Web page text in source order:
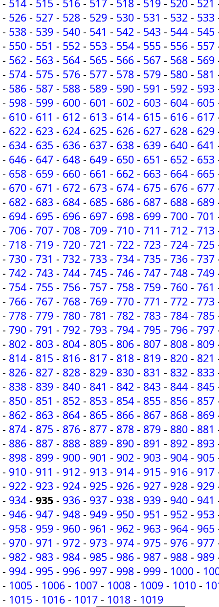
- 514 - 515 - 516 - 517 - 518 - 519 - 520 - 521
- 526 - 527 - 528 - 529 - 530 - 531 - 532 - 533
- 538 - 539 - 540 - 541 - 542 - 543 - 544 - 545
- 550 - 551 - 552 - 553 - 554 - 555 - 556 - 557
- 562 - 563 - 564 - 565 - 566 - 567 - 568 - 569
- 574 - 575 - 576 - 577 - 578 - 579 - 580 - 581
- 586 - 587 - 588 - 589 - 590 - 591 - 592 - 593
- 598 - 599 - 600 - 601 - 602 - 603 - 604 - 605
- 610 - 611 - 612 - 613 - 614 - 615 - 616 - 617
- 622 - 623 - 624 - 625 - 626 - 627 - 628 - 629
- 634 - 635 - 636 - 637 - 638 - 639 - 640 - 641
- 646 - 647 - 648 - 649 - 650 - 651 - 652 - 653
- 658 - 659 - 660 - 661 - 662 - 663 - 664 - 665
- 670 - 671 - 672 - 673 - 674 - 675 - 676 - 677
- 682 - 683 - 684 - 685 - 686 - 687 - 688 - 689
- 694 - 695 - 696 - 697 - 698 - 699 - 700 - 701
- 706 - 707 - 708 - 709 - 710 - 711 - 712 - 713
- 718 - 719 - 720 - 721 - 722 - 723 - 724 - 725
- 730 - 731 - 732 - 733 - 734 - 735 - 736 - 737
- 742 - 743 - 744 - 745 - 746 - 747 - 748 - 749
- 754 - 755 - 756 - 757 - 758 - 759 - 760 - 761
- 766 - 767 - 768 - 769 - 770 - 771 - 772 - 773
- 778 - 779 - 780 - 781 - 782 - 783 - 784 - 785
- 790 - 791 - 792 - 793 - 794 - 795 - 796 - 797
- 802 - 803 - 804 - 805 - 806 - 807 - 808 - 809
- 814 - 815 - 816 - 817 - 818 - 819 - 820 - 821
- 826 - 827 - 828 - 829 - 830 - 831 - 832 - 833
- 838 - 839 - 840 - 841 - 842 - 843 - 844 - 845
- 850 - 851 - 852 - 853 - 854 - 855 - 856 - 857
- 862 - 863 - 864 - 865 - 866 - 867 - 868 - 869
- 874 - 875 - 876 - 877 - 878 - 879 - 880 - 881
- 886 - 887 - 888 - 889 - 890 - 891 - 892 - 893
- 898 - 899 - 900 - 901 - 902 - 903 - 904 - 905
- 910 - 911 - 912 - 913 - 914 - 915 - 916 - 917
- 922 - 923 - 924 - 925 - 926 - 927 - 928 - 929
- 934 - 935 - 936 - 937 - 938 - 939 - 940 - 941
- 946 - 947 - 948 - 949 - 950 - 951 - 952 - 953
- 958 - 959 - 960 - 961 - 962 - 963 - 964 - 965
- 970 - 971 - 972 - 973 - 974 - 975 - 976 - 977
- 982 - 983 - 984 - 985 - 986 - 987 - 988 - 989
- 994 - 995 - 996 - 997 - 998 - 999 - 1000 -
- 1005 - 1006 - 1007 - 1008 - 1009 - 1010 -
- 1015 - 1016 - 1017 - 1018 - 1019